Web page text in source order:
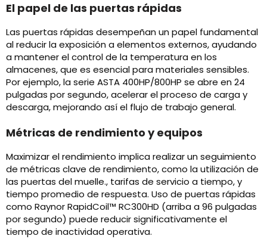
El papel de las puertas rápidas
Las puertas rápidas desempeñan un papel fundamental
al reducir la exposición a elementos externos, ayudando
a mantener el control de la temperatura en los
almacenes, que es esencial para materiales sensibles.
Por ejemplo, la serie ASTA 400HP/800HP se abre en 24
pulgadas por segundo, acelerar el proceso de carga y
descarga, mejorando así el flujo de trabajo general.
Métricas de rendimiento y equipos
Maximizar el rendimiento implica realizar un seguimiento
de métricas clave de rendimiento, como la utilización de
las puertas del muelle., tarifas de servicio a tiempo, y
tiempo promedio de respuesta. Uso de puertas rápidas
como Raynor RapidCoil™ RC300HD (arriba a 96 pulgadas
por segundo) puede reducir significativamente el
tiempo de inactividad operativa.